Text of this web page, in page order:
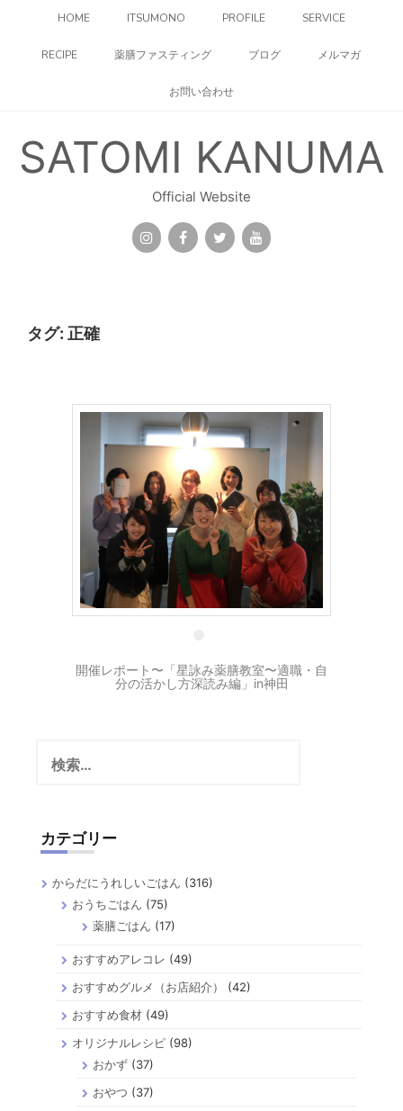
HOME ITSUMONO PROFILE SERVICE
RECIPE 薬膳ファスティング ブログ メルマガ
お問い合わせ
SATOMI KANUMA
Official Website
タグ: 正確
16 3月
開催レポート〜「星詠み薬膳教室〜適職・自
分の活かし方深読み編」in神田
カテゴリー
からだにうれしいごはん (316)
おうちごはん (75)
薬膳ごはん (17)
おすすめアレコレ (49)
おすすめグルメ（お店紹介）
(42)
おすすめ食材 (49)
オリジナルレシピ (98)
おかず(37)
おやつ (37)